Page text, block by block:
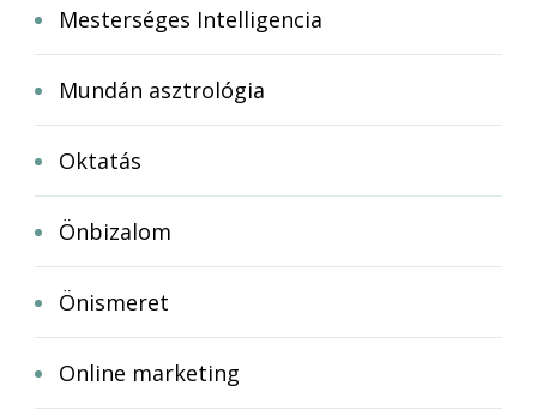
Mesterséges Intelligencia
Mundán asztrológia
Oktatás
Önbizalom
Önismeret
Online marketing